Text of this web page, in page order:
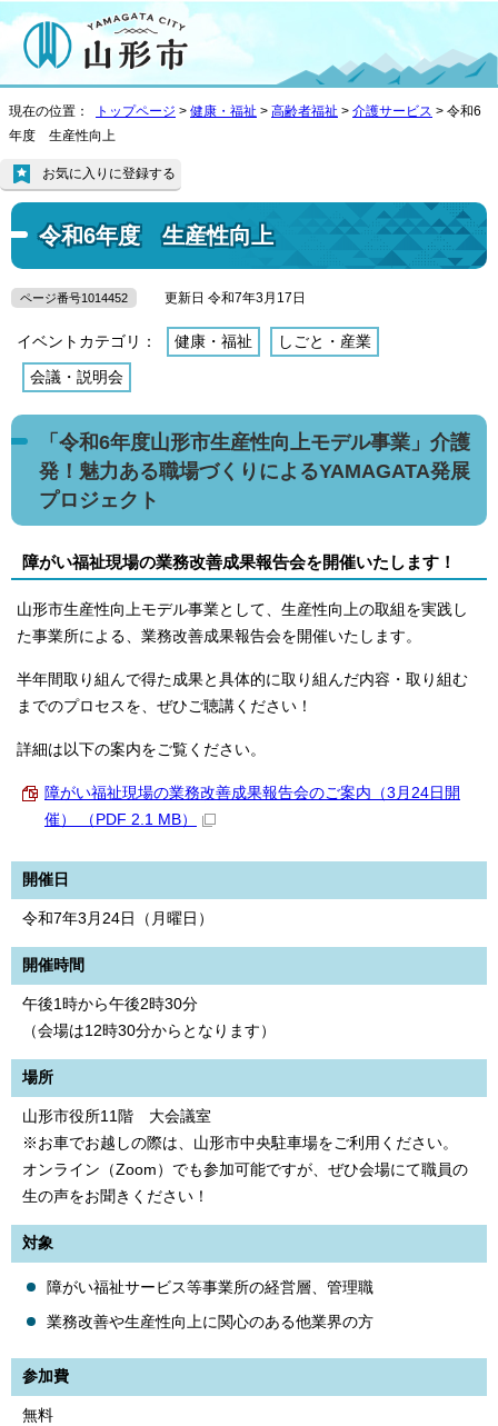
現在の位置： トップページ > 健康・福祉 > 高齢者福祉 > 介護サービス > 令和6
年度 生産性向上
令和6年度 生産性向上
お気に入りに登録する
ページ番号1014452 更新日 令和7年3月17日
イベントカテゴリ： 健康・福祉 しごと・産業
会議・説明会
「令和6年度山形市生産性向上モデル事業」介護
発！魅力ある職場づくりによるYAMAGATA発展
プロジェクト
障がい福祉現場の業務改善成果報告会を開催いたします！
山形市生産性向上モデル事業として、生産性向上の取組を実践し
た事業所による、業務改善成果報告会を開催いたします。
半年間取り組んで得た成果と具体的に取り組んだ内容・取り組む
までのプロセスを、ぜひご聴講ください！
詳細は以下の案内をご覧ください。
障がい福祉現場の業務改善成果報告会のご案内（3月24日開
催） （PDF 2.1 MB）
開催日
令和7年3月24日（月曜日）
開催時間
午後1時から午後2時30分
（会場は12時30分からとなります）
場所
山形市役所11階 大会議室
※お車でお越しの際は、山形市中央駐車場をご利用ください。
オンライン（Zoom）でも参加可能ですが、ぜひ会場にて職員の
生の声をお聞きください！
対象
障がい福祉サービス等事業所の経営層、管理職
業務改善や生産性向上に関心のある他業界の方
参加費
無料